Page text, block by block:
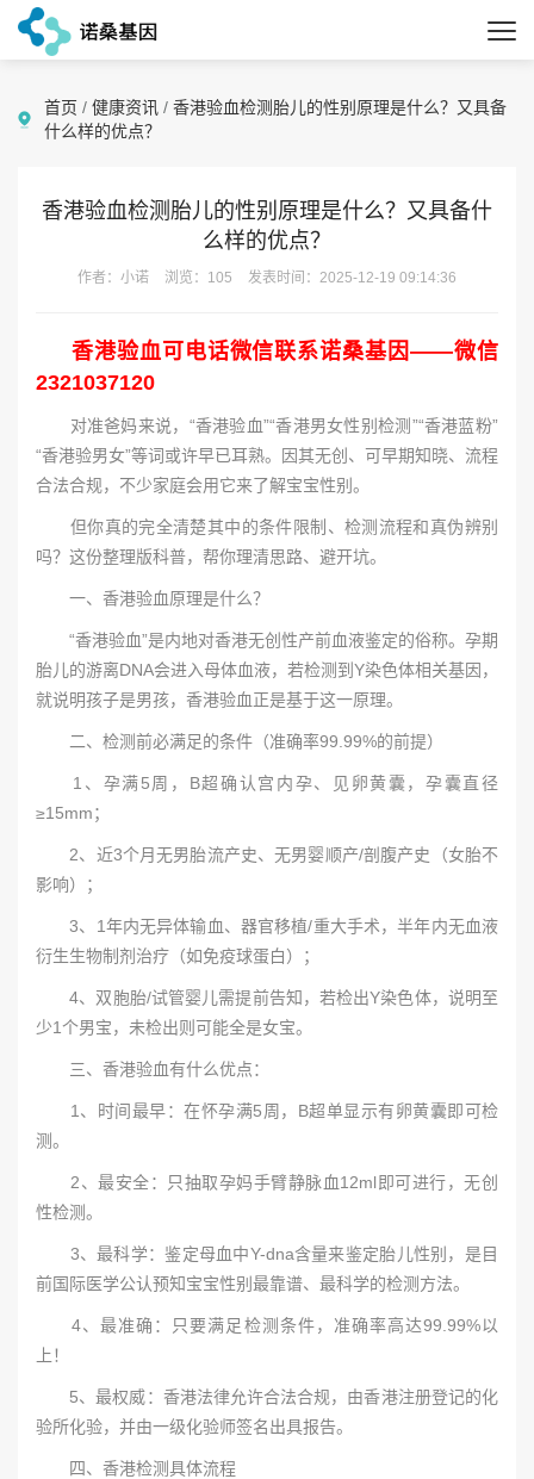
首页 / 健康资讯 / 香港验血检测胎儿的性别原理是什么？又具备
什么样的优点？
香港验血检测胎儿的性别原理是什么？又具备什
么样的优点？
作者：小诺 浏览：105 发表时间：2025-12-19 09:14:36
香港验血可电话微信联系诺桑基因——微信
2321037120
对准爸妈来说，“香港验血”“香港男女性别检测”“香港蓝粉”
“香港验男女”等词或许早已耳熟。因其无创、可早期知晓、流程
合法合规，不少家庭会用它来了解宝宝性别。
但你真的完全清楚其中的条件限制、检测流程和真伪辨别
吗？这份整理版科普，帮你理清思路、避开坑。
一、香港验血原理是什么？
“香港验血”是内地对香港无创性产前血液鉴定的俗称。孕期
胎儿的游离DNA会进入母体血液，若检测到Y染色体相关基因，
就说明孩子是男孩，香港验血正是基于这一原理。
二、检测前必满足的条件（准确率99.99%的前提）
1、孕满5周，B超确认宫内孕、见卵黄囊，孕囊直径
≥15mm；
2、近3个月无男胎流产史、无男婴顺产/剖腹产史（女胎不
影响）；
3、1年内无异体输血、器官移植/重大手术，半年内无血液
衍生生物制剂治疗（如免疫球蛋白）；
4、双胞胎/试管婴儿需提前告知，若检出Y染色体，说明至
少1个男宝，未检出则可能全是女宝。
三、香港验血有什么优点：
1、时间最早：在怀孕满5周，B超单显示有卵黄囊即可检
测。
2、最安全：只抽取孕妈手臂静脉血12ml即可进行，无创
性检测。
3、最科学：鉴定母血中Y-dna含量来鉴定胎儿性别，是目
前国际医学公认预知宝宝性别最靠谱、最科学的检测方法。
4、最准确：只要满足检测条件，准确率高达99.99%以
上！
5、最权威：香港法律允许合法合规，由香港注册登记的化
验所化验，并由一级化验师签名出具报告。
四、香港检测具体流程